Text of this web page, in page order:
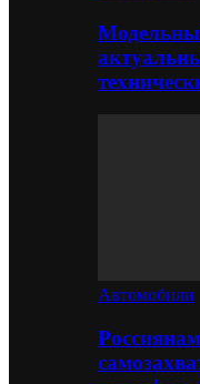
Автомобили